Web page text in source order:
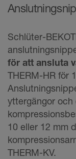
Schlüter-
för att ansluta
THERM-HR för
yttergängor och
10 eller 12 mm
THERM-KV.